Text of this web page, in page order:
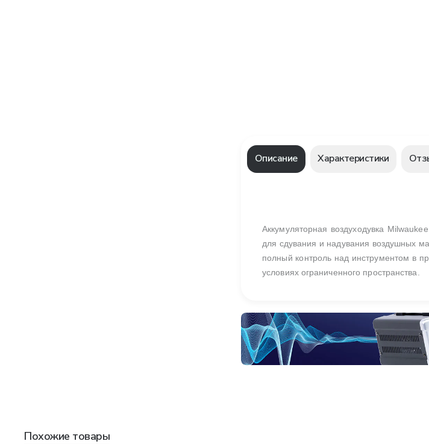
Описание Характеристики
Аккумуляторная воздуходувка
для сдувания и надувания воздушных
полный контроль над инструментом в
условиях ограниченного пространства.
Похожие товары